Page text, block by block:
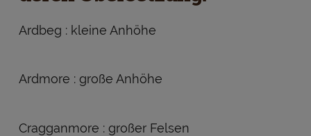
Ardbeg : kleine Anhöhe
Ardmore : große Anhöhe
Cragganmore : großer Felsen